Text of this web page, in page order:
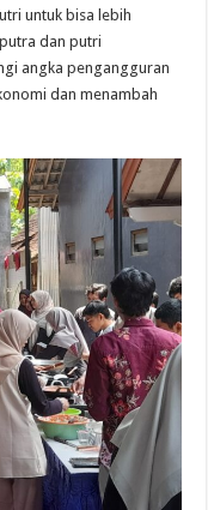
untuk bisa lebih
dan putri
angka pengangguran
dan menambah